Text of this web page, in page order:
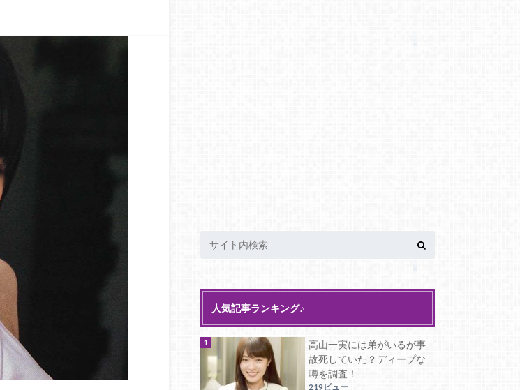
人気記事ランキング♪
高山一実には弟がいるが事
故死していた？ディープな
噂を調査！
219ビュー